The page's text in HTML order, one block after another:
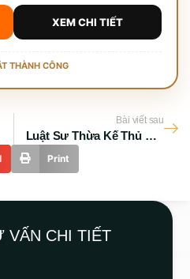
XEM CHI TIẾT
THÀNH CÔNG
Bài viết sau
Luật Sư Thừa Kế Thủ Đức – Giải Quyết Tranh Chấp Nhanh Chóng, Uy Tín
Print
VẤN CHI TIẾT